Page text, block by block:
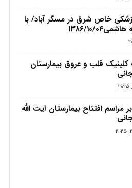
خاص شرق در مسگر آباد/ با
۱۰/۰۴
قلب و عروق بیمارستان
مراسم افتتاح بیمارستان آیت الله